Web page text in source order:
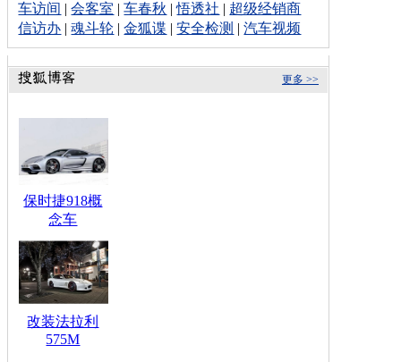
车访间 |会客室 |车春秋 |悟透社 | 超级经销商
信访办 |魂斗轮 |金狐谍 |安全检测 |汽车视频
更多 >>
保时捷918概
念车
改装法拉利
575M